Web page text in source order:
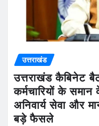
उत्तराखंड
उत्तराखंड कैबिनेट
कर्मचारियों के
अनिवार्य सेवा और
बड़े फैसले